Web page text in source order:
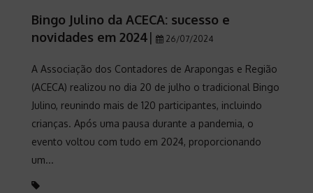
Bingo Julino da ACECA: sucesso e
novidades em 2024| 26/07/2024
A Associação dos Contadores de Arapongas e Região
(ACECA) realizou no dia 20 de julho o tradicional Bingo
Julino, reunindo mais de 120 participantes, incluindo
crianças. Após uma pausa durante a pandemia, o
evento voltou com tudo em 2024, proporcionando
um...